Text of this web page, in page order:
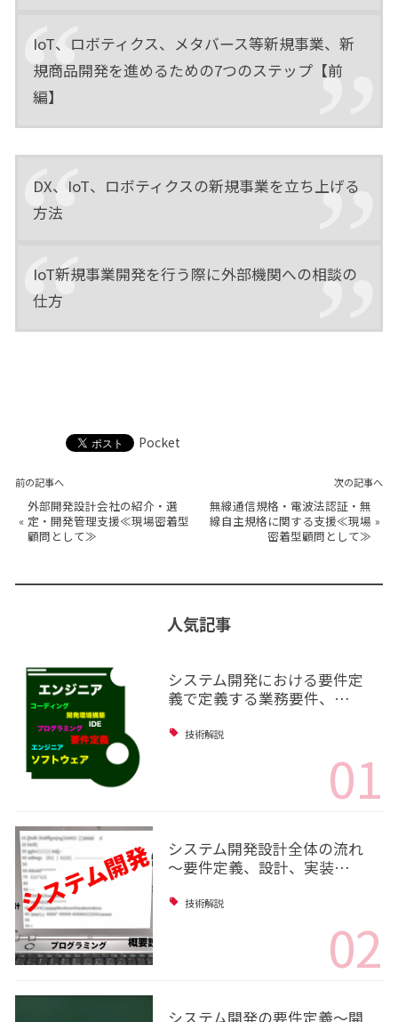
IoT、ロボティクス、メタバース等新規事業、新
規商品開発を進めるための7つのステップ【前
編】
DX、IoT、ロボティクスの新規事業を立ち上げる
方法
IoT新規事業開発を行う際に外部機関への相談の
仕方
Pocket
前の記事へ
«
外部開発設計会社の紹介・選
定・開発管理支援≪現場密着型
顧問として≫
次の記事へ
無線通信規格・電波法認証・無
線自主規格に関する支援≪現場
密着型顧問として≫
»
人気記事
システム開発における要件定
義で定義する業務要件、…
技術解説
01
システム開発設計全体の流れ
～要件定義、設計、実装…
技術解説
02
システム開発の要件定義～開